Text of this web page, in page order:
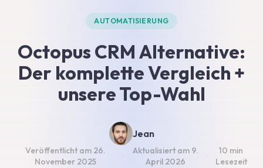
AUTOMATISIERUNG
Octopus CRM Alternative:
Der komplette Vergleich +
unsere Top-Wahl
Jean
Veröffentlicht am 26.
November 2025
·
Aktualisiert am 9.
April 2026
·
10 min
Lesezeit